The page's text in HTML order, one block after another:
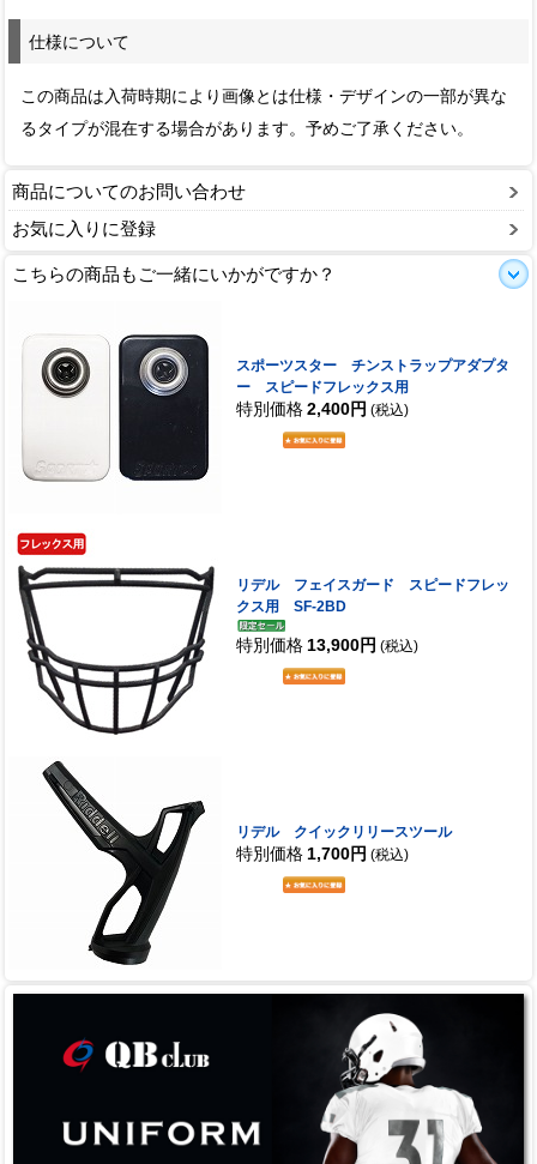
仕様について
この商品は入荷時期により画像とは仕様・デザインの一部が異な
るタイプが混在する場合があります。予めご了承ください。
商品についてのお問い合わせ
お気に入りに登録
こちらの商品もご一緒にいかがですか？
スポーツスター チンストラップアダプタ
ー スピードフレックス用
特別価格 2,400円 (税込)
リデル フェイスガード スピードフレッ
クス用 SF-2BD
特別価格 13,900円 (税込)
リデル クイックリリースツール
特別価格 1,700円 (税込)